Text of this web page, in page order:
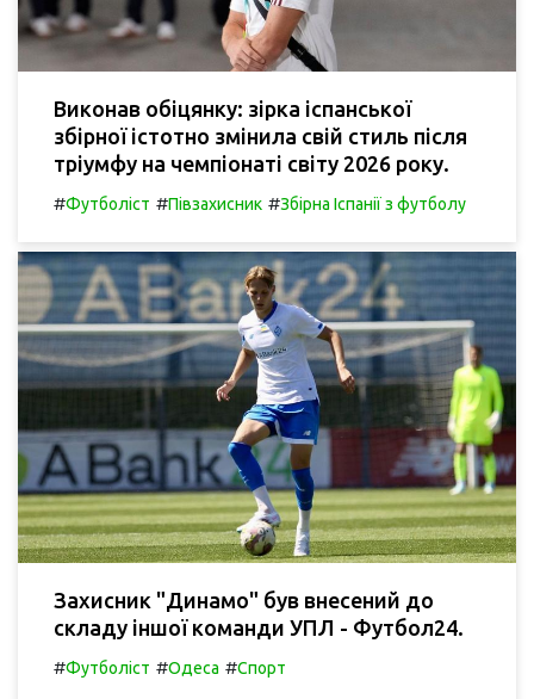
Виконав обіцянку: зірка іспанської
збірної істотно змінила свій стиль після
тріумфу на чемпіонаті світу 2026 року.
#Футболіст #Півзахисник #Збірна Іспанії з футболу
Захисник "Динамо" був внесений до
складу іншої команди УПЛ - Футбол24.
#Футболіст #Одеса #Спорт